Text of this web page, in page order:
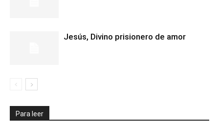
Jesús, Divino prisionero de amor
Para leer